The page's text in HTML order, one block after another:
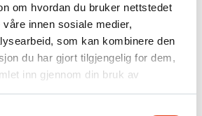
om hvordan du bruker nettstedet
innen sosiale medier,
som kan kombinere den
du har gjort tilgjengelig for dem,
inn gjennom din bruk av
bellows